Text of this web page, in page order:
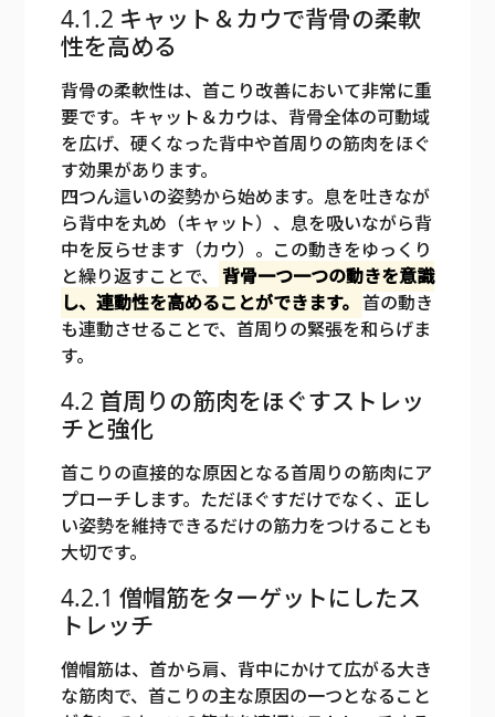
4.1.2 キャット＆カウで背骨の柔軟
性を高める
背骨の柔軟性は、首こり改善において非常に重
要です。キャット＆カウは、背骨全体の可動域
を広げ、硬くなった背中や首周りの筋肉をほぐ
す効果があります。
四つん這いの姿勢から始めます。息を吐きなが
ら背中を丸め（キャット）、息を吸いながら背
中を反らせます（カウ）。この動きをゆっくり
と繰り返すことで、 背骨一つ一つの動きを意識
し、連動性を高めることができます。 首の動き
も連動させることで、首周りの緊張を和らげま
す。
4.2 首周りの筋肉をほぐすストレッ
チと強化
首こりの直接的な原因となる首周りの筋肉にア
プローチします。ただほぐすだけでなく、正し
い姿勢を維持できるだけの筋力をつけることも
大切です。
4.2.1 僧帽筋をターゲットにしたス
トレッチ
僧帽筋は、首から肩、背中にかけて広がる大き
な筋肉で、首こりの主な原因の一つとなること